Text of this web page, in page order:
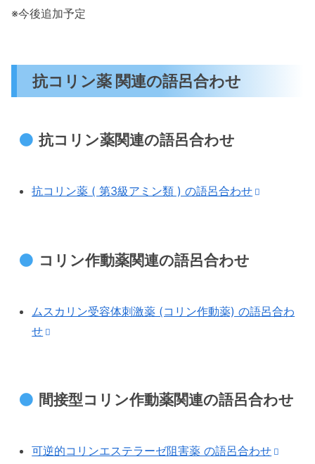
※今後追加予定
抗コリン薬 関連の語呂合わせ
抗コリン薬関連の語呂合わせ
抗コリン薬 ( 第3級アミン類 ) の語呂合わせ
コリン作動薬関連の語呂合わせ
ムスカリン受容体刺激薬 (コリン作動薬) の語呂合わ
せ
間接型コリン作動薬関連の語呂合わせ
可逆的コリンエステラーゼ阻害薬 の語呂合わせ